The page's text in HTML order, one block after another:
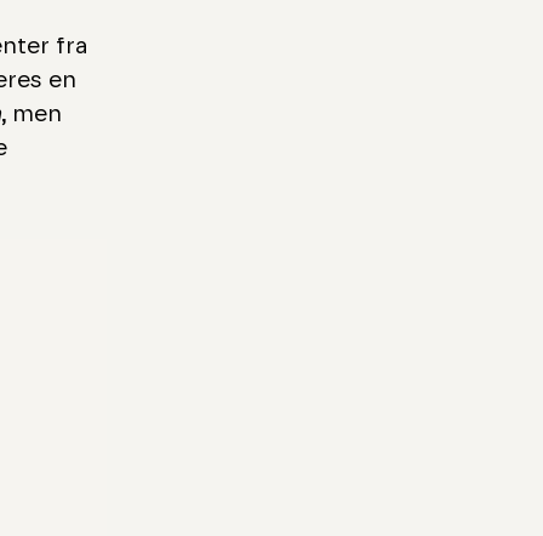
fra
en
, men